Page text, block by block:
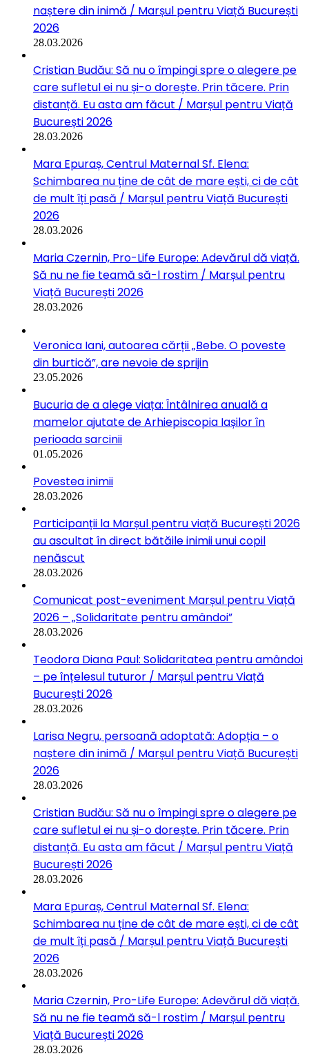
naștere din inimă / Marșul pentru Viață București
2026
28.03.2026
Cristian Budău: Să nu o împingi spre o alegere pe
care sufletul ei nu și-o dorește. Prin tăcere. Prin
distanță. Eu asta am făcut / Marșul pentru Viață
București 2026
28.03.2026
Mara Epuraș, Centrul Maternal Sf. Elena:
Schimbarea nu ține de cât de mare ești, ci de cât
de mult îți pasă / Marșul pentru Viață București
2026
28.03.2026
Maria Czernin, Pro-Life Europe: Adevărul dă viață.
Să nu ne fie teamă să-l rostim / Marșul pentru
Viață București 2026
28.03.2026
Veronica Iani, autoarea cărții „Bebe. O poveste
din burtică”, are nevoie de sprijin
23.05.2026
Bucuria de a alege viața: Întâlnirea anuală a
mamelor ajutate de Arhiepiscopia Iașilor în
perioada sarcinii
01.05.2026
Povestea inimii
28.03.2026
Participanții la Marșul pentru viață București 2026
au ascultat în direct bătăile inimii unui copil
nenăscut
28.03.2026
Comunicat post-eveniment Marșul pentru Viață
2026 – „Solidaritate pentru amândoi”
28.03.2026
Teodora Diana Paul: Solidaritatea pentru amândoi
– pe înțelesul tuturor / Marșul pentru Viață
București 2026
28.03.2026
Larisa Negru, persoană adoptată: Adopția – o
naștere din inimă / Marșul pentru Viață București
2026
28.03.2026
Cristian Budău: Să nu o împingi spre o alegere pe
care sufletul ei nu și-o dorește. Prin tăcere. Prin
distanță. Eu asta am făcut / Marșul pentru Viață
București 2026
28.03.2026
Mara Epuraș, Centrul Maternal Sf. Elena:
Schimbarea nu ține de cât de mare ești, ci de cât
de mult îți pasă / Marșul pentru Viață București
2026
28.03.2026
Maria Czernin, Pro-Life Europe: Adevărul dă viață.
Să nu ne fie teamă să-l rostim / Marșul pentru
Viață București 2026
28.03.2026